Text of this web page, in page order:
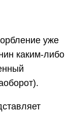
уже
каким-либо